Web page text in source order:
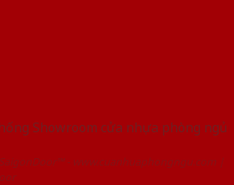
Showroom cửa nhựa phòng ngủ
- www.cuanhuaphongngu.com |